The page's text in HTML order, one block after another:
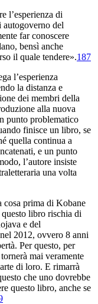
l’esperienza di
autogoverno del
far conoscere
bensì anche
il quale tendere».187
l’esperienza
la distanza e
dei membri della
alla nuova
punto problematico
finisce un libro, se
quella continua a
e un punto
l’autore insiste
una volta
cosa prima di Kobane
libro rischia di
e del
2012, ovvero 8 anni
Per questo, per
mai veramente
di loro. E rimarrà
che uno dovrebbe
questo libro, anche se